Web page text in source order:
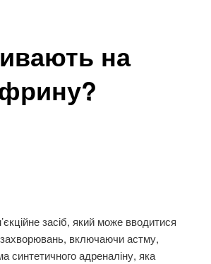
на
засіб, який може вводитися
включаючи астму,
синтетичного адреналіну, яка